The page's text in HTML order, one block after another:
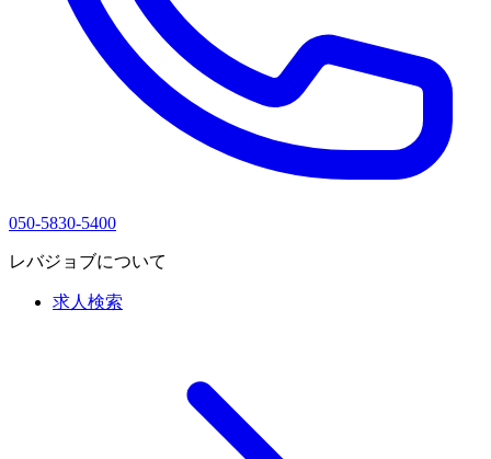
050-5830-5400
レバジョブについて
求人検索